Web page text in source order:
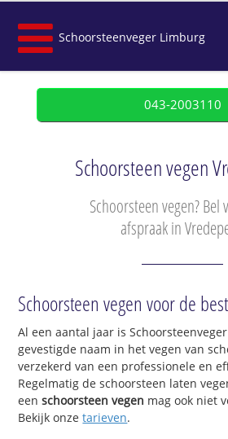
Schoorsteenveger Limburg
043-2003110
Schoorsteen vegen
Schoorsteen vegen? Bel
afspraak in
Schoorsteen vegen voor de
Al een aantal jaar is
gevestigde naam in het vegen van
verzekerd van een professionele en
Regelmatig de schoorsteen laten
eenschoorsteen vegen mag ook niet
Bekijk onzetarieven.